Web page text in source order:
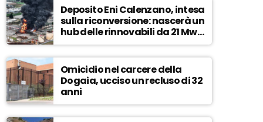
Deposito Eni Calenzano, intesa
sulla riconversione: nascerà un
hub delle rinnovabili da 21 Mw –
ASCOLTA
Omicidio nel carcere della
Dogaia, ucciso un recluso di 32
anni